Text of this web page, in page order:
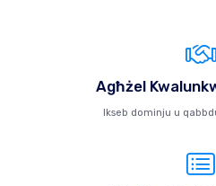
Agħżel
Ikseb dominju u